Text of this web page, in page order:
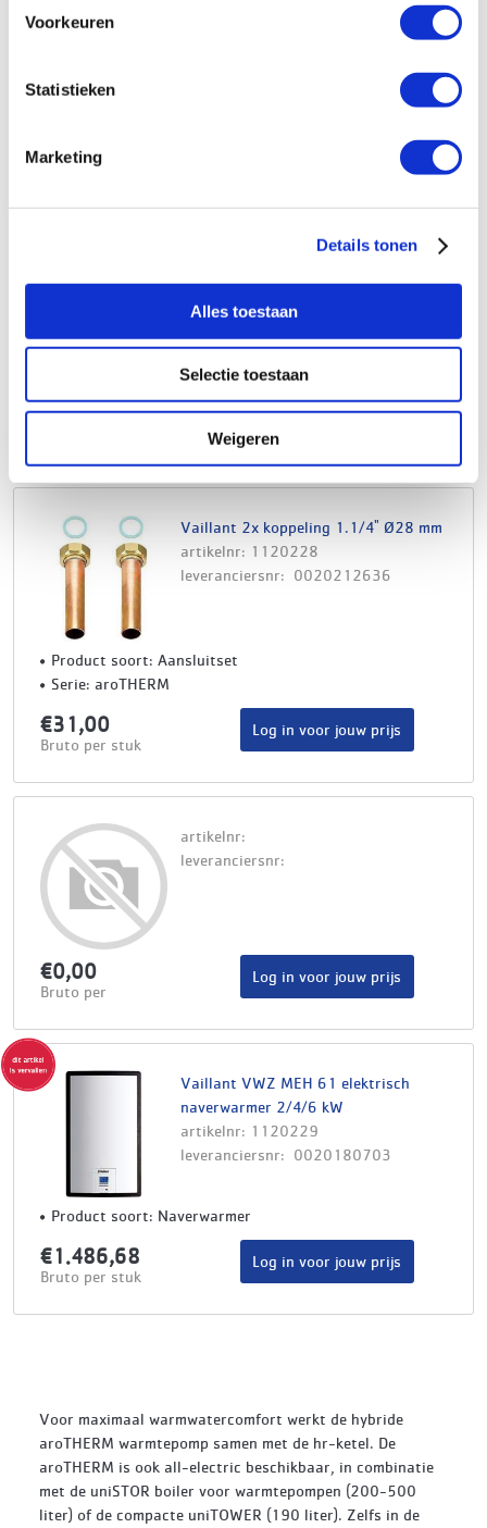
Voorkeuren
Statistieken
Marketing
Details tonen
Alles toestaan
Selectie toestaan
Weigeren
Serie: Ebus
artikelnr: 1120227
Product soort: Aansluitset
€12,01 Log in voor jouw prijs
Vaillant 2x koppeling 1.1/4" Ø28 mm
artikelnr: 1120228
leveranciersnr: 0020212636
Product soort: Aansluitset
Serie: aroTHERM
€31,00
Bruto per stuk
Log in voor jouw prijs
artikelnr:
leveranciersnr:
€0,00
Bruto per
Log in voor jouw prijs
Vaillant VWZ MEH 61 elektrisch
naverwarmer 2/4/6 kW
artikelnr: 1120229
leveranciersnr: 0020180703
Product soort: Naverwarmer
€1.486,68
Bruto per stuk
Log in voor jouw prijs
Voor maximaal warmwatercomfort werkt de hybride
aroTHERM warmtepomp samen met de hr-ketel. De
aroTHERM is ook all-electric beschikbaar, in combinatie
met de uniSTOR boiler voor warmtepompen (200-500
liter) of de compacte uniTOWER (190 liter). Zelfs in de